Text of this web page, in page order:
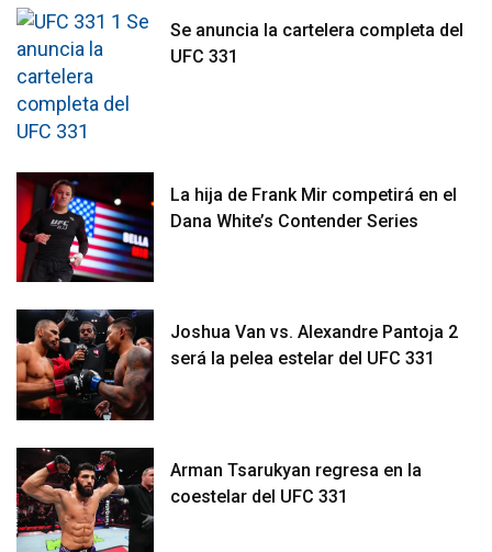
Se anuncia la cartelera completa del
UFC 331
La hija de Frank Mir competirá en el
Dana White’s Contender Series
Joshua Van vs. Alexandre Pantoja 2
será la pelea estelar del UFC 331
Arman Tsarukyan regresa en la
coestelar del UFC 331